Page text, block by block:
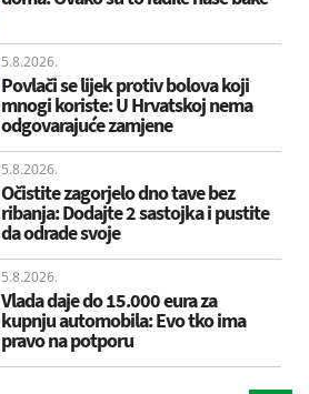
5.8.2026.
Povlači se lijek protiv bolova koji
mnogi koriste: U Hrvatskoj nema
odgovarajuće zamjene
5.8.2026.
Očistite zagorjelo dno tave bez
ribanja: Dodajte 2 sastojka i pustite
da odrade svoje
5.8.2026.
Vlada daje do 15.000 eura za
kupnju automobila: Evo tko ima
pravo na potporu